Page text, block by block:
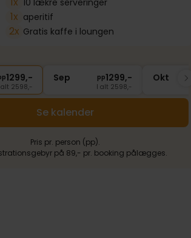
pp 849,-
I alt 1698,-
pp 849,-
I alt 1698,-
Jan
1x aperitif
2x Gratis kaffe i loungen
1299,-
alt 2598,-
Sep pp1299,-
I alt 2598,-
Okt
Se kalender
Pris pr. person (pp).
på 89,- pr. booking pålægges.